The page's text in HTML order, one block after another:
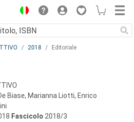
2018 Editoriale
Biase, Marianna Liotti, Enrico
Fascicolo 2018/3